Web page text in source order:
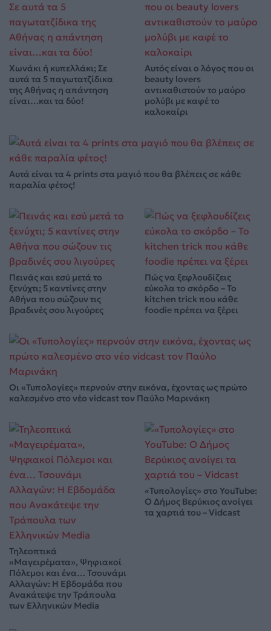
Χωνάκι ή κυπελλάκι; Σε
αυτά τα 5 παγωτατζίδικα
της Αθήνας η απάντηση
είναι…και τα δύο!
Αυτός είναι ο λόγος που οι
beauty lovers
αντικαθιστούν το μαύρο
μολύβι με καφέ το
καλοκαίρι
Αυτά είναι τα 4 prints στα μαγιό που θα βλέπεις σε κάθε
παραλία φέτος!
Πεινάς και εσύ μετά το
ξενύχτι; 5 καντίνες στην
Αθήνα που σώζουν τις
βραδινές σου λιγούρες
Πώς να ξεφλουδίζεις
εύκολα το σκόρδο – Το
kitchen trick που κάθε
foodie πρέπει να ξέρει
Οι «Τυπολογίες» περνούν στην εικόνα, έχοντας ως πρώτο
καλεσμένο στο νέο vidcast τον Παύλο Μαρινάκη
Τηλεοπτικά
«Μαγειρέματα», Ψηφιακοί
Πόλεμοι και ένα… Τσουνάμι
Αλλαγών: Η Εβδομάδα που
Ανακάτεψε την Τράπουλα
των Ελληνικών Media
«Τυπολογίες» στο YouTube:
Ο Δήμος Βερύκιος ανοίγει
τα χαρτιά του – Vidcast